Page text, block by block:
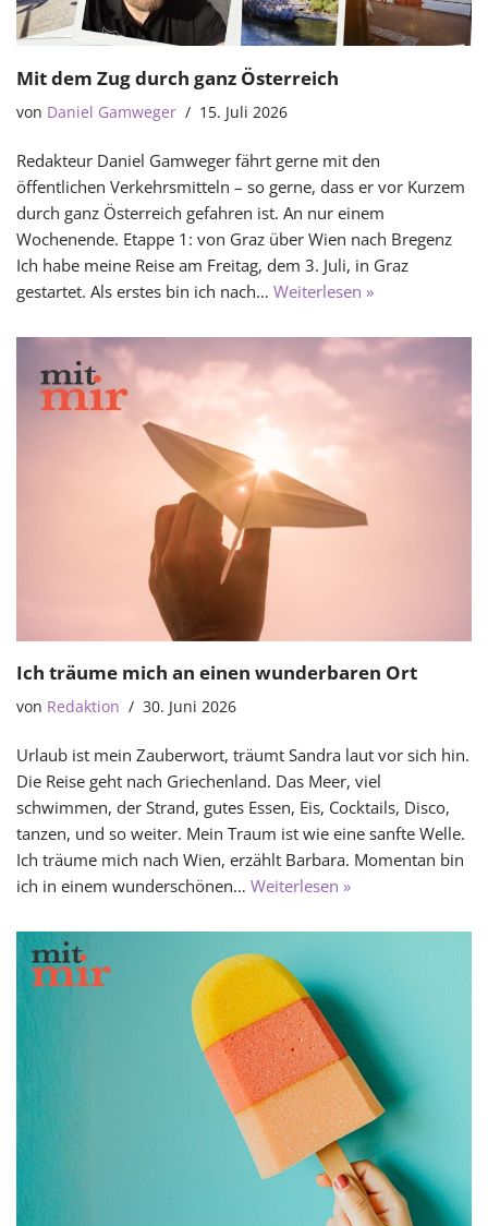
Mit dem Zug durch ganz Österreich
von Daniel Gamweger 15. Juli 2026
Redakteur Daniel Gamweger fährt gerne mit den
öffentlichen Verkehrsmitteln – so gerne, dass er vor Kurzem
durch ganz Österreich gefahren ist. An nur einem
Wochenende. Etappe 1: von Graz über Wien nach Bregenz
Ich habe meine Reise am Freitag, dem 3. Juli, in Graz
gestartet. Als erstes bin ich nach… Weiterlesen »
Ich träume mich an einen wunderbaren Ort
von Redaktion 30. Juni 2026
Urlaub ist mein Zauberwort, träumt Sandra laut vor sich hin.
Die Reise geht nach Griechenland. Das Meer, viel
schwimmen, der Strand, gutes Essen, Eis, Cocktails, Disco,
tanzen, und so weiter. Mein Traum ist wie eine sanfte Welle.
Ich träume mich nach Wien, erzählt Barbara. Momentan bin
ich in einem wunderschönen… Weiterlesen »